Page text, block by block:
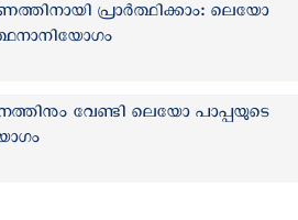
പ്രാർത്ഥിക്കാം: ലെയോ
വേണ്ടി ലെയോ പാപ്പയുടെ